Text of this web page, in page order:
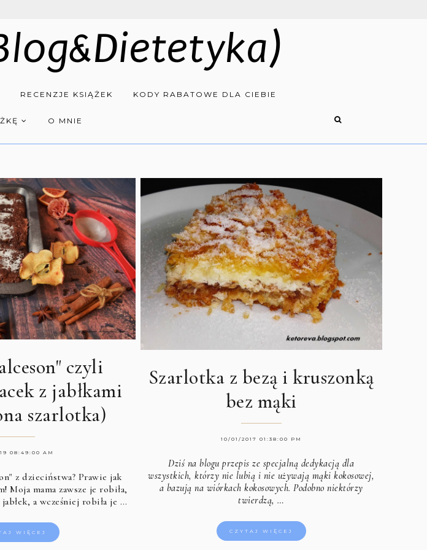
RECENZJE KSIĄŻEK KODY RABATOWE DLA CIEBIE
O MNIE
czyli
z jabłkami
szarlotka)
08:49:00 AM
z dzieciństwa? Prawie jak
Moja mama zawsze je robiła,
a wcześniej robiła je …
WIĘCEJ
Szarlotka z bezą i kruszonką
bez mąki
10/01/2017 01:38:00 PM
Dziś na blogu przepis ze specjalną dedykacją dla
wszystkich, którzy nie lubią i nie używają mąki kokosowej,
a bazują na wiórkach kokosowych. Podobno niektórzy
twierdzą, …
CZYTAJ WIĘCEJ